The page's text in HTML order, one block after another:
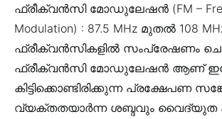
ഫ്രീക്വൻസി മോഡുലേഷൻ (FM –
Modulation) : 87.5 MHz മുതൽ 108
ഫ്രീക്വൻസികളിൽ സംപ്രേഷണം
ഫ്രീക്വൻസി മോഡുലേഷൻ ആണ്
കിട്ടിക്കൊണ്ടിരിക്കുന്ന പ്രക്ഷേപണ
വ്യക്തതയാർന്ന ശബ്ദവും വൈദ്യുത